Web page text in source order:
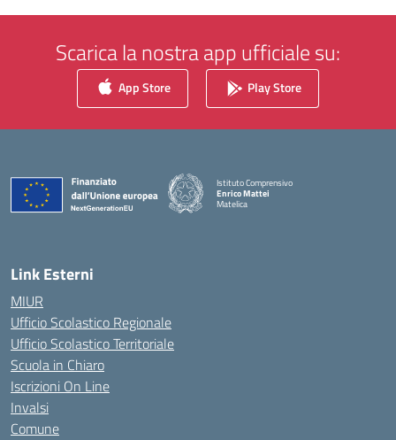
Scarica la nostra app ufficiale su:
App Store Play Store
Istituto Comprensivo
Enrico Mattei
Matelica
Link Esterni
MIUR
Ufficio Scolastico Regionale
Ufficio Scolastico Territoriale
Scuola in Chiaro
Iscrizioni On Line
Invalsi
Comune